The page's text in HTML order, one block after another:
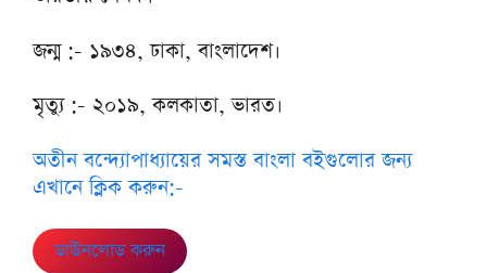
জন্ম :- ১৯৩৪, ঢাকা, বাংলাদেশ।
মৃত্যু :- ২০১৯, কলকাতা, ভারত।
অতীন বন্দ্যোপাধ্যায়ের সমস্ত বাংলা বইগুলোর জন্য
এখানে ক্লিক করুন:-
ডাউনলোড করুন